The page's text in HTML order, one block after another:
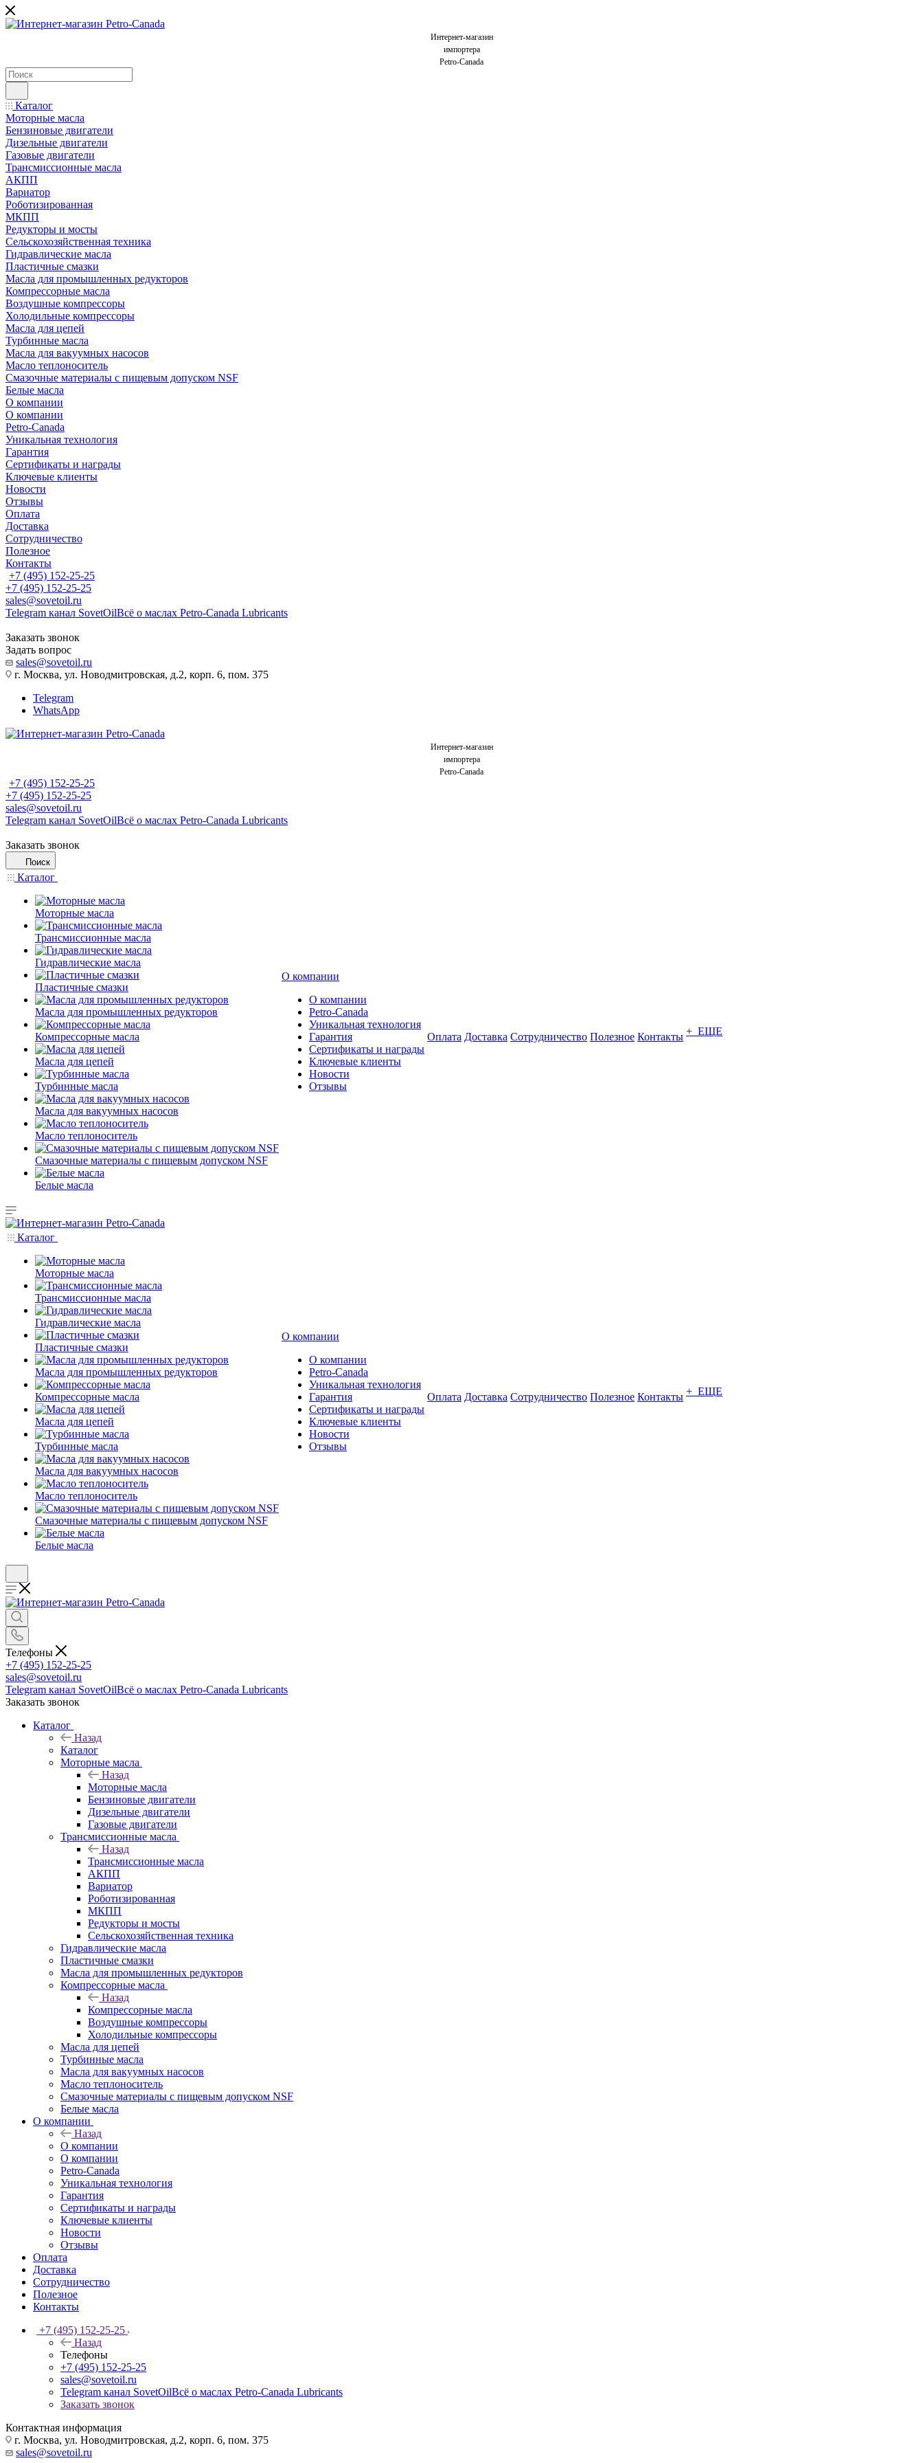
Интернет-магазин
импортера
Petro-Canada
Каталог
Моторные масла
Бензиновые двигатели
Дизельные двигатели
Газовые двигатели
Трансмиссионные масла
АКПП
Вариатор
Роботизированная
МКПП
Редукторы и мосты
Сельскохозяйственная техника
Гидравлические масла
Пластичные смазки
Масла для промышленных редукторов
Компрессорные масла
Воздушные компрессоры
Холодильные компрессоры
Масла для цепей
Турбинные масла
Масла для вакуумных насосов
Масло теплоноситель
Смазочные материалы с пищевым допуском NSF
Белые масла
О компании
О компании
Petro-Сanada
Уникальная технология
Гарантия
Сертификаты и награды
Ключевые клиенты
Новости
Отзывы
Оплата
Доставка
Сотрудничество
Полезное
Контакты
+7 (495) 152-25-25
+7 (495) 152-25-25
sales@sovetoil.ru
Telegram канал SovetOilВсё о маслах Petro-Canada Lubricants
Заказать звонок
Задать вопрос
sales@sovetoil.ru
г. Москва, ул. Новодмитровская, д.2, корп. 6, пом. 375
Telegram
WhatsApp
Интернет-магазин
импортера
Petro-Canada
+7 (495) 152-25-25
+7 (495) 152-25-25
sales@sovetoil.ru
Telegram канал SovetOilВсё о маслах Petro-Canada Lubricants
Заказать звонок
Поиск
Каталог
Моторные масла
Трансмиссионные масла
Гидравлические масла
Пластичные смазки
Масла для промышленных редукторов
Компрессорные масла
Масла для цепей
Турбинные масла
Масла для вакуумных насосов
Масло теплоноситель
Смазочные материалы с пищевым допуском NSF
Белые масла
О компании
О компании
Petro-Сanada
Уникальная технология
Гарантия
Сертификаты и награды
Ключевые клиенты
Новости
Отзывы
Оплата Доставка Сотрудничество Полезное Контакты + ЕЩЕ
Каталог
Моторные масла
Трансмиссионные масла
Гидравлические масла
Пластичные смазки
Масла для промышленных редукторов
Компрессорные масла
Масла для цепей
Турбинные масла
Масла для вакуумных насосов
Масло теплоноситель
Смазочные материалы с пищевым допуском NSF
Белые масла
О компании
О компании
Petro-Сanada
Уникальная технология
Гарантия
Сертификаты и награды
Ключевые клиенты
Новости
Отзывы
Оплата Доставка Сотрудничество Полезное Контакты + ЕЩЕ
Телефоны
+7 (495) 152-25-25
sales@sovetoil.ru
Telegram канал SovetOilВсё о маслах Petro-Canada Lubricants
Заказать звонок
Каталог
Назад
Каталог
Моторные масла
Назад
Моторные масла
Бензиновые двигатели
Дизельные двигатели
Газовые двигатели
Трансмиссионные масла
Назад
Трансмиссионные масла
АКПП
Вариатор
Роботизированная
МКПП
Редукторы и мосты
Сельскохозяйственная техника
Гидравлические масла
Пластичные смазки
Масла для промышленных редукторов
Компрессорные масла
Назад
Компрессорные масла
Воздушные компрессоры
Холодильные компрессоры
Масла для цепей
Турбинные масла
Масла для вакуумных насосов
Масло теплоноситель
Смазочные материалы с пищевым допуском NSF
Белые масла
О компании
Назад
О компании
О компании
Petro-Сanada
Уникальная технология
Гарантия
Сертификаты и награды
Ключевые клиенты
Новости
Отзывы
Оплата
Доставка
Сотрудничество
Полезное
Контакты
+7 (495) 152-25-25
Назад
Телефоны
+7 (495) 152-25-25
sales@sovetoil.ru
Telegram канал SovetOilВсё о маслах Petro-Canada Lubricants
Заказать звонок
Контактная информация
г. Москва, ул. Новодмитровская, д.2, корп. 6, пом. 375
sales@sovetoil.ru